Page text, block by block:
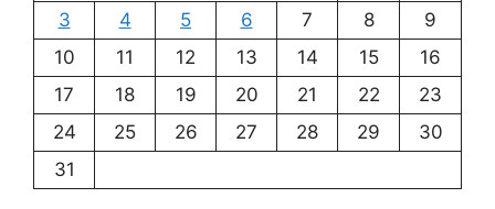
3
4 5 6 7 8
9
10
11 12 13 14 15
16
17
18 19 20 21 22
23
24
25 26 27 28 29
30
31